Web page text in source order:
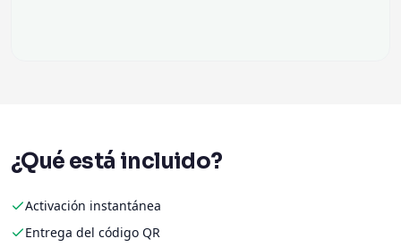
¿Qué está incluido?
Activación instantánea
Entrega del código QR